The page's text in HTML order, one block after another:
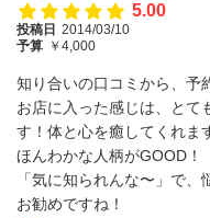
5.00
投稿日 2014/03/10
予算 ￥4,000
知り合いの口コミから、予
お店に入った感じは、とて
す！体と心を癒してくれま
ほんわかな人柄がGOOD！
「気に知られんな〜」で、
お勧めですね！